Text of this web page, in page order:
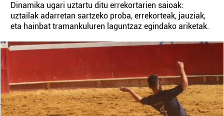
Dinamika ugari uztartu ditu errekortarien saioak:
uztailak adarretan sartzeko proba, errekorteak, jauziak,
eta hainbat tramankuluren laguntzaz egindako ariketak.